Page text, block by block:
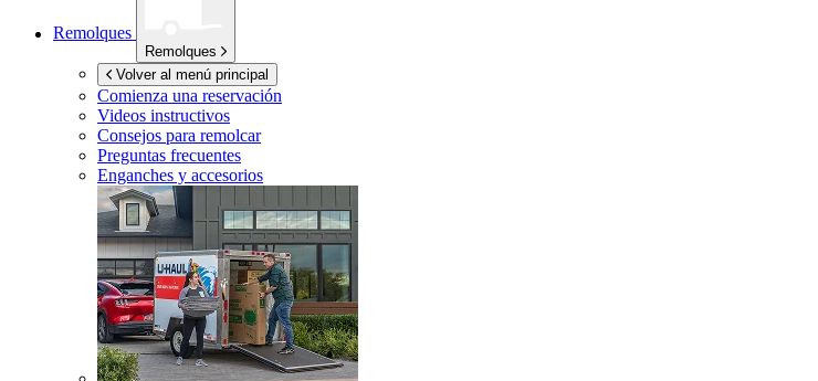
Remolques
Remolques
Volver al menú principal
Comienza una reservación
Videos instructivos
Consejos para remolcar
Preguntas frecuentes
Enganches y accesorios